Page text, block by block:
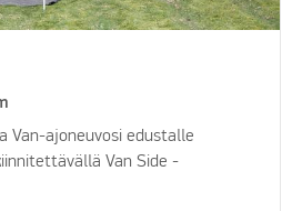
Van-ajoneuvosi edustalle
Van Side -